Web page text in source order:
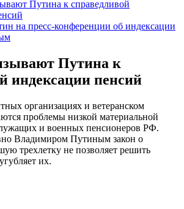
Путина к справедливой
на пресс-конференции об индексации
Путина к
индексации пенсий
организациях и ветеранском
проблемы низкой материальной
и военных пенсионеров РФ.
Владимиром Путиным закон о
трехлетку не позволяет решить
их.